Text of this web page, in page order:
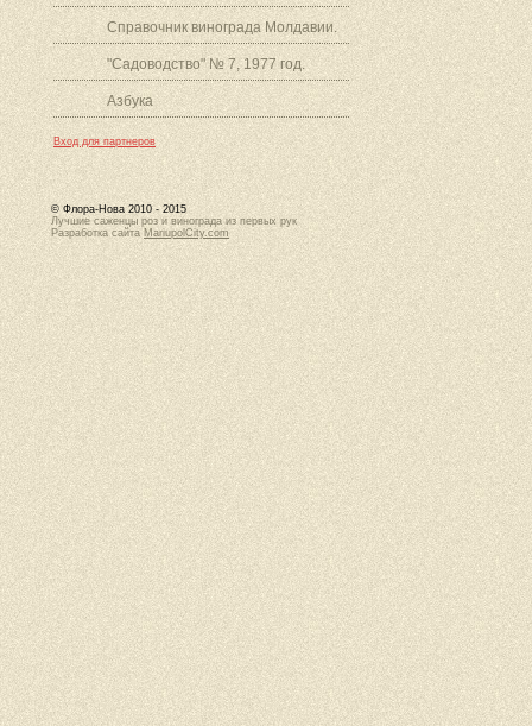
Справочник винограда Молдавии.
"Садоводство" № 7, 1977 год.
Азбука
Вход для партнеров
© Флора-Нова 2010 - 2015
Лучшие саженцы роз и винограда из первых рук
Разработка сайта MariupolCity.com